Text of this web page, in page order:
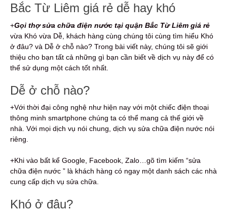
Bắc Từ Liêm giá rẻ dễ hay khó
+Gọi thợ sửa chữa điện nước tại quận Bắc Từ Liêm giá rẻ
vừa Khó vừa Dễ, khách hàng cùng chúng tôi cùng tìm hiểu Khó
ở đâu? và Dễ ở chỗ nào? Trong bài viết này, chúng tôi sẽ giới
thiệu cho bạn tất cả những gì bạn cần biết về dịch vụ này để có
thể sử dụng một cách tốt nhất.
Dễ ở chỗ nào?
+Với thời đại công nghệ như hiện nay với một chiếc điện thoại
thông minh smartphone chúng ta có thể mang cả thế giới về
nhà. Với mọi dịch vụ nói chung, dịch vụ sửa chữa điện nước nói
riêng.
+Khi vào bất kể Google, Facebook, Zalo…gõ tìm kiếm “sửa
chữa điện nước ” là khách hàng có ngay một danh sách các nhà
cung cấp dịch vụ sửa chữa.
Khó ở đâu?